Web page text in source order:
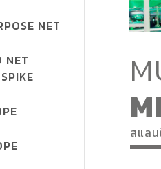
NET
NET
สแล